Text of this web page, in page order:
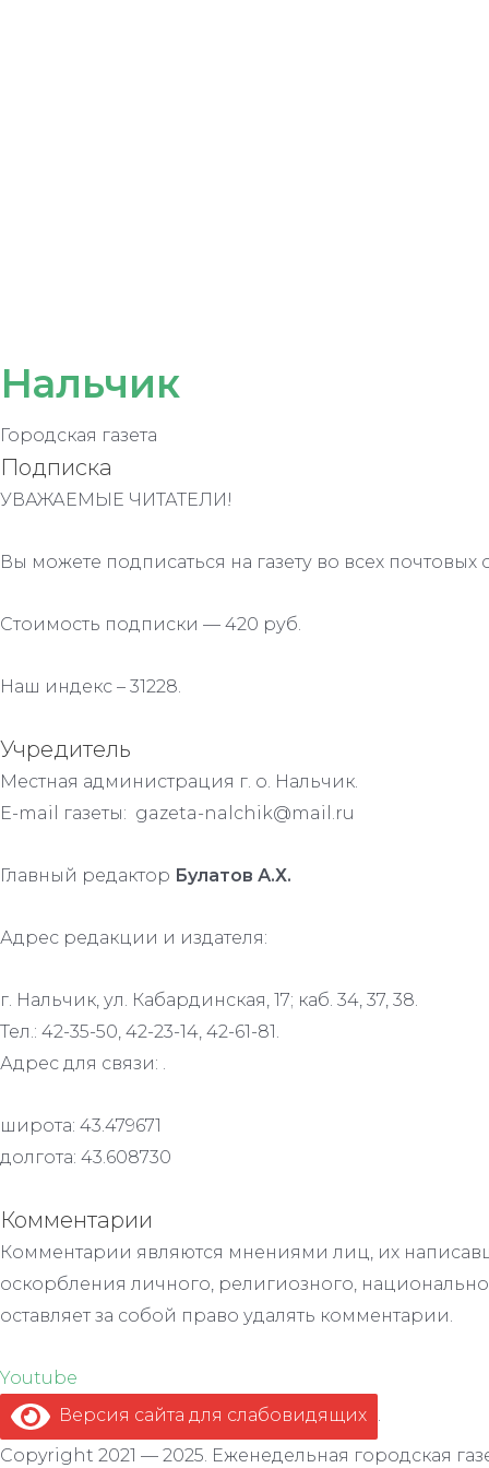
Нальчик
Городская газета
Подписка
УВАЖАЕМЫЕ ЧИТАТЕЛИ!
Вы можете подписаться на газету во всех
Стоимость подписки — 420 руб.
Наш индекс – 31228.
Учредитель
Местная администрация г. о. Нальчик.
E-mail газеты: gazeta-nalchik@mail.ru
Главный редактор Булатов А.Х.
Адрес редакции и издателя:
г. Нальчик, ул. Кабардинская, 17; каб. 34, 37, 38.
Тел.: 42-35-50, 42-23-14, 42-61-81.
Адрес для связи: .
широта: 43.479671
долгота: 43.608730
Комментарии
Комментарии являются мнениями лиц, их
оскорбления личного, религиозного,
оставляет за собой право удалять комментарии.
Youtube
Версия сайта для слабовидящих .
Copyright 2021 — 2025. Еженедельная городская